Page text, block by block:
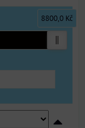
8800,0 Kč